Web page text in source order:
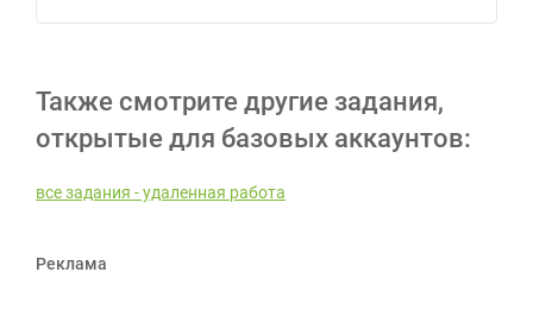
Также смотрите другие задания,
открытые для базовых аккаунтов:
все задания - удаленная работа
Реклама